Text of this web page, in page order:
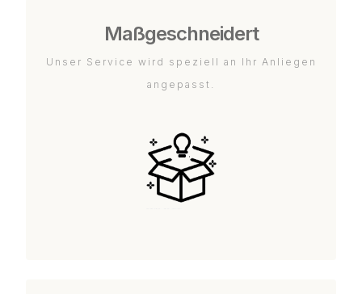
Maßgeschneidert
Unser Service wird speziell an Ihr Anliegen
angepasst.